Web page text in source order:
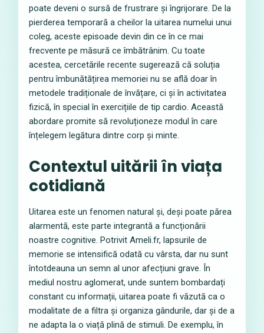
poate deveni o sursă de frustrare și îngrijorare. De la
pierderea temporară a cheilor la uitarea numelui unui
coleg, aceste episoade devin din ce în ce mai
frecvente pe măsură ce îmbătrânim. Cu toate
acestea, cercetările recente sugerează că soluția
pentru îmbunătățirea memoriei nu se află doar în
metodele tradiționale de învățare, ci și în activitatea
fizică, în special în exercițiile de tip cardio. Această
abordare promite să revoluționeze modul în care
înțelegem legătura dintre corp și minte.
Contextul uitării în viața
cotidiană
Uitarea este un fenomen natural și, deși poate părea
alarmentă, este parte integrantă a funcționării
noastre cognitive. Potrivit Ameli.fr, lapsurile de
memorie se intensifică odată cu vârsta, dar nu sunt
întotdeauna un semn al unor afecțiuni grave. În
mediul nostru aglomerat, unde suntem bombardați
constant cu informații, uitarea poate fi văzută ca o
modalitate de a filtra și organiza gândurile, dar și de a
ne adapta la o viață plină de stimuli. De exemplu, în